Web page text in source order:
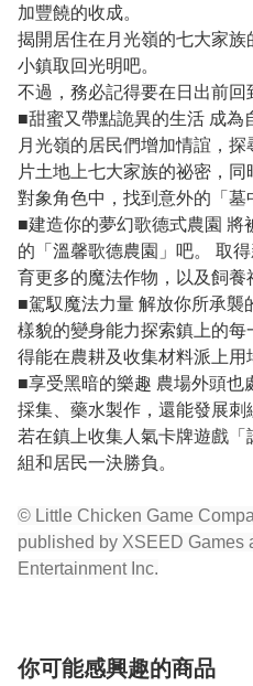
加豐饒的收成。
揭開居住在月光嶺的七大家
小鎮取回光明吧。
不過，務必記得要在日出前回
■甜蜜又帶點詭異的生活 成為
月光嶺的居民們增加情誼，
片土地上七大家族的祕密，
對象角色中，找到意外的「
■建造你的夢幻歌德式農園 將
的「溫馨歌德農園」吧。 取
育更多的魔法作物，以及飼養
■駕馭魔法力量 解放你所承襲
樣貌的變身能力探索鎮上的
得能在農耕及收集材料派上用
■享受黑暗的樂趣 農場外頭也
採集、藥水製作，還能發展刺
若在鎮上收集人氣卡牌遊戲
組和居民一決勝負。
© Little Chicken Game
published by XSEED Games
Entertainment Inc.
你可能感興趣的商品